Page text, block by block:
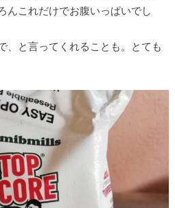
これだけでお腹いっぱいでし
、と言ってくれることも。とても